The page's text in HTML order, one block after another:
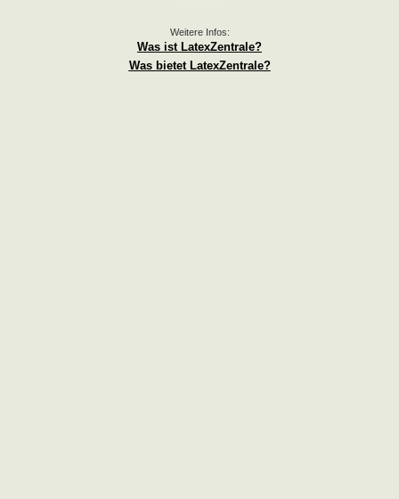
Weitere Infos:
Was ist LatexZentrale?
Was bietet LatexZentrale?